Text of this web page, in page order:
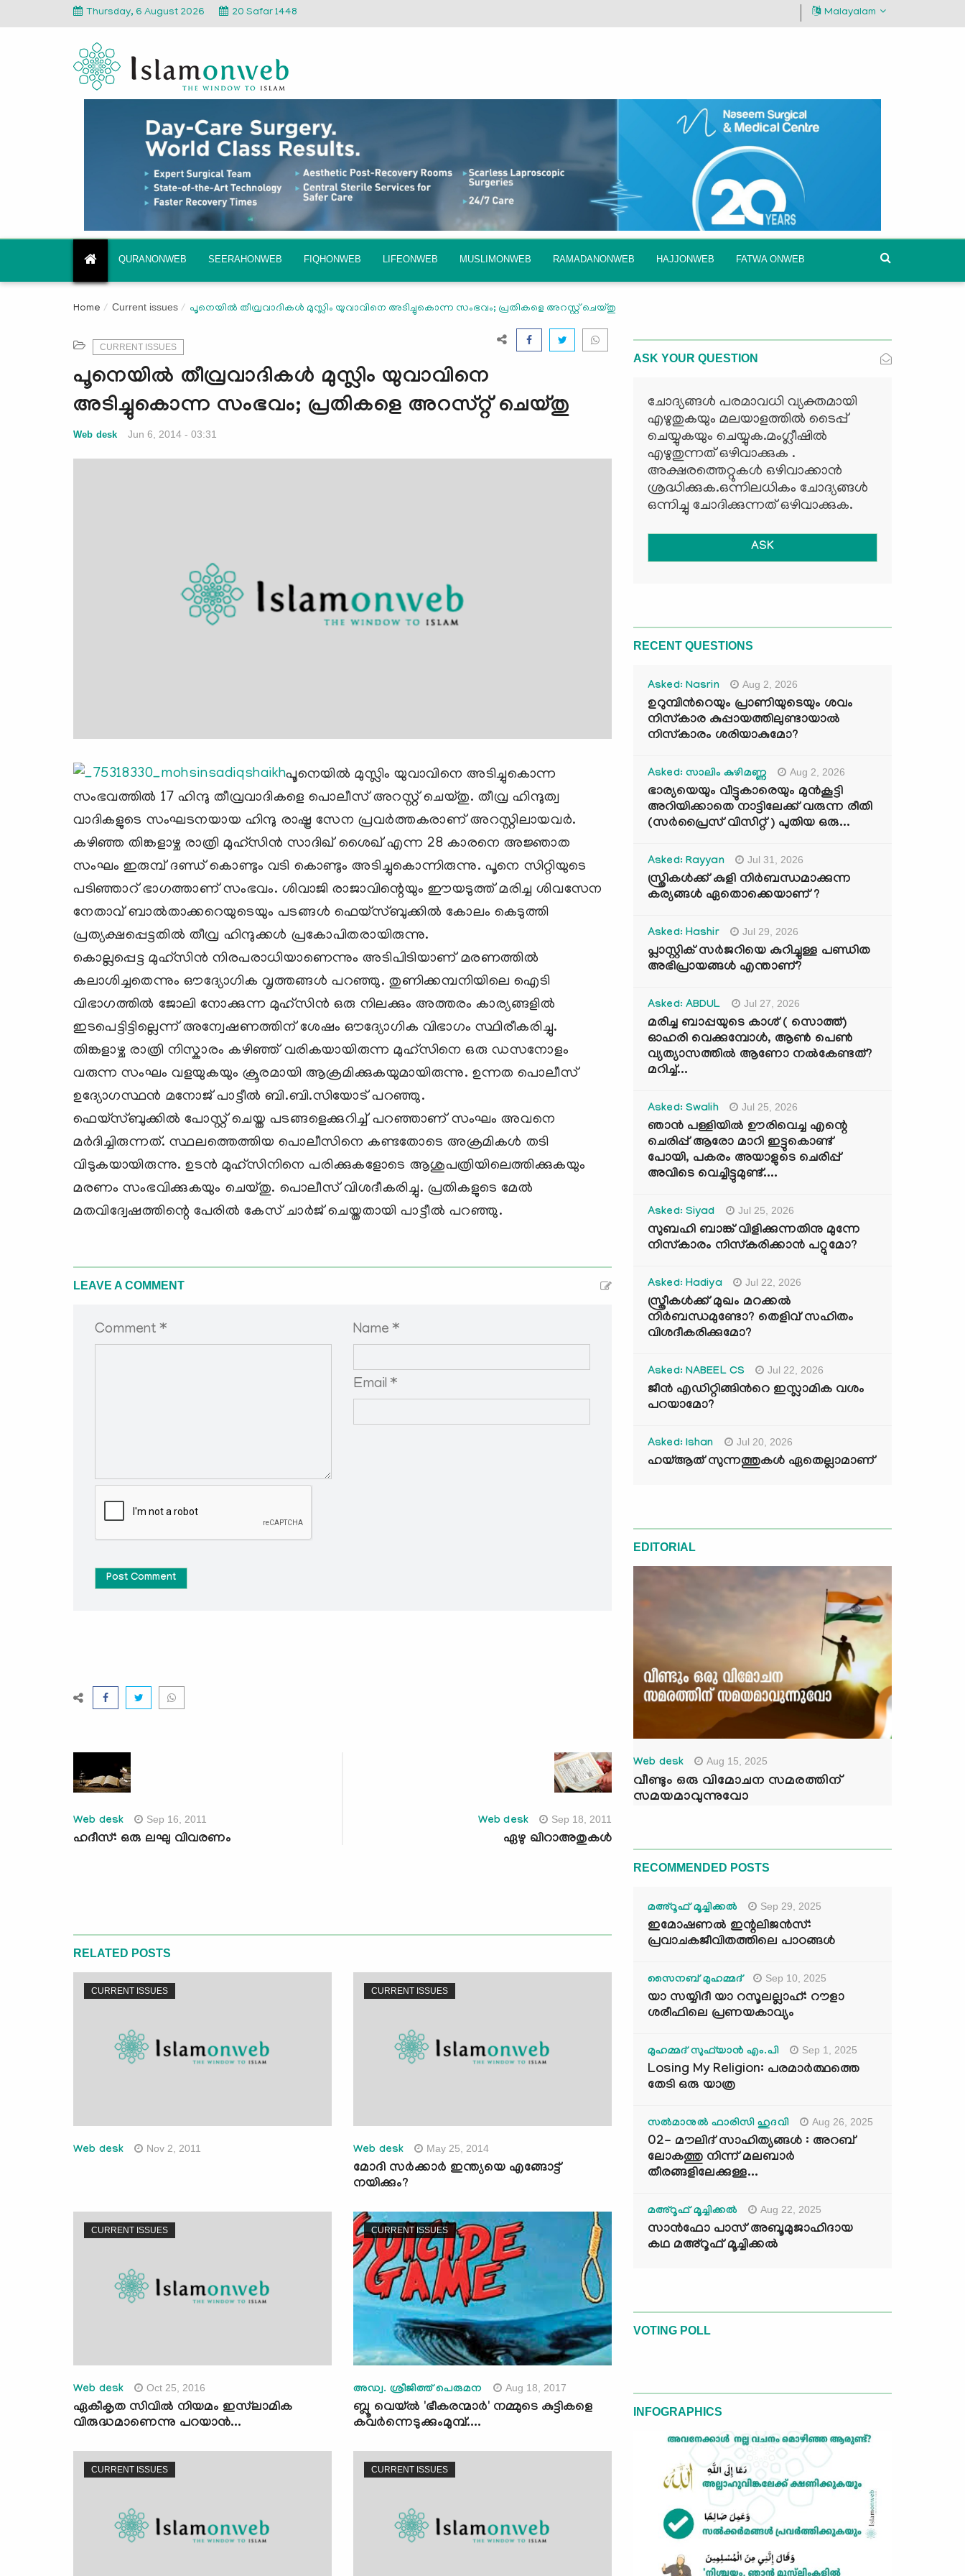
Thursday, 6 August 2026 20 Safar 1448 Malayalam
QURANONWEB SEERAHONWEB FIQHONWEB LIFEONWEB MUSLIMONWEB RAMADANONWEB HAJJONWEB FATWA ONWEB
Home Current issues ​പൂനെയില്‍ തീവ്രവാദികള്‍ മുസ്ലിം യുവാവിനെ അടിച്ചുകൊന്ന സംഭവം; പ്രതികളെ അറസ്റ്റ് ചെയ്തു
CURRENT ISSUES
​പൂനെയില്‍ തീവ്രവാദികള്‍ മുസ്ലിം യുവാവിനെ
അടിച്ചുകൊന്ന സംഭവം; പ്രതികളെ അറസ്റ്റ് ചെയ്തു
Web desk Jun 6, 2014 - 03:31
പൂനെയില്‍ മുസ്ലിം യുവാവിനെ അടിച്ചുകൊന്ന
സംഭവത്തില്‍ ​17 ഹിന്ദു തീവ്രവാദികളെ പൊലീസ് അറസ്റ്റ് ചെയ്തു. തീവ്ര ഹിന്ദുത്വ
വാദികളുടെ സംഘടനയായ ഹിന്ദു രാഷ്ട്ര സേന പ്രവര്‍ത്തകരാണ് അറസ്റ്റിലായവര്‍.
കഴിഞ്ഞ തിങ്കളാഴ്ച രാത്രി മുഹ്സിന്‍ സാദിഖ് ശൈഖ് എന്ന 28 കാരനെ അജ്ഞാത
സംഘം ഇരുമ്പ് ദണ്ഡ് കൊണ്ടും വടി കൊണ്ടും അടിച്ചുകൊന്നിരുന്നു. പൂനെ സിറ്റിയുടെ
പടിഞ്ഞാറ് ഭാഗത്താണ് സംഭവം. ശിവാജി രാജാവിന്റെയും ഈയടുത്ത് മരിച്ച ശിവസേന
നേതാവ് ബാല്‍താക്കറെയുടെയും പടങ്ങള്‍ ഫെയ്സ്ബുക്കില്‍ കോലം കെടുത്തി
പ്രത്യക്ഷപ്പെട്ടതില്‍ തീവ്ര ഹിന്ദുക്കള്‍ പ്രകോപിതരായിരുന്നു.
കൊല്ലപ്പെട്ട മുഹ്സിന്‍ നിരപരാധിയാണെന്നും അടിപിടിയാണ് മരണത്തില്‍
കലാശിച്ചതെന്നും ഔദ്യോഗിക വൃത്തങ്ങള്‍ പറഞ്ഞു. തുണിക്കമ്പനിയിലെ ഐടി
വിഭാഗത്തില്‍ ജോലി നോക്കുന്ന മുഹ്സിന്‍ ഒരു നിലക്കും അത്തരം കാര്യങ്ങളില്‍
ഇടപെട്ടിട്ടില്ലെന്ന് അന്വേഷണത്തിന് ശേഷം ഔദ്യോഗിക വിഭാഗം സ്ഥിരീകരിച്ചു.
തിങ്കളാഴ്ച രാത്രി നിസ്കാരം കഴിഞ്ഞ് വരികയായിരുന്ന മുഹ്സിനെ ഒരു ഡസനോളം
വരുന്ന സംഘം വളയുകയും ക്രൂരമായി ആക്രമിക്കുകയുമായിരുന്നു. ഉന്നത പൊലീസ്
ഉദ്യോഗസ്ഥന്‍ മനോജ് പാട്ടീല്‍ ബി.ബി.സിയോട് പറഞ്ഞു.
ഫെയ്സ്ബുക്കില്‍ പോസ്റ്റ് ചെയ്ത പടങ്ങളെക്കുറിച്ച് പറഞ്ഞാണ് സംഘം അവനെ
മര്‍ദിച്ചിരുന്നത്. സ്ഥലത്തെത്തിയ പൊലീസിനെ കണ്ടതോടെ അക്രമികള്‍ തടി
വിടുകയായിരുന്നു. ഉടന്‍ മുഹ്സിനിനെ പരിക്കുകളോടെ ആശുപത്രിയിലെത്തിക്കുകയും
മരണം സംഭവിക്കുകയും ചെയ്തു. പൊലീസ് വിശദീകരിച്ചു. പ്രതികളുടെ മേല്‍
മതവിദ്വേഷത്തിന്റെ പേരില്‍ കേസ് ചാര്‍ജ് ചെയ്തതായി പാട്ടീല്‍ പറഞ്ഞു.
LEAVE A COMMENT
Comment * Name *
Email *
Post Comment
Web desk Sep 16, 2011
ഹദീസ്: ഒരു ലഘു വിവരണം
Web desk Sep 18, 2011
ഏഴു ഖിറാഅതുകള്‍
RELATED POSTS
CURRENT ISSUES
Web desk Nov 2, 2011
CURRENT ISSUES
Web desk May 25, 2014
മോദി സര്‍ക്കാര്‍ ഇന്ത്യയെ എങ്ങോട്ട്
നയിക്കും?
CURRENT ISSUES
Web desk Oct 25, 2016
ഏകീകൃത സിവില്‍ നിയമം ഇസ്‌ലാമിക
വിരുദ്ധമാണെന്നു പറയാന്‍...
CURRENT ISSUES
അഡ്വ. ശ്രീജിത്ത് പെരുമന Aug 18, 2017
ബ്ലൂ വെയ്ല്‍ 'ഭീകരന്മാര്‍' നമ്മുടെ കുട്ടികളെ
കവര്‍ന്നെടുക്കുംമുമ്പ്....
CURRENT ISSUES CURRENT ISSUES
ASK YOUR QUESTION
ചോദ്യങ്ങള്‍ പരമാവധി വ്യക്തമായി
എഴുതുകയും മലയാളത്തില്‍ ടൈപ്പ്
ചെയ്യുകയും ചെയ്യുക.മംഗ്ലീഷില്‍
എഴുതുന്നത് ഒഴിവാക്കുക .
അക്ഷരത്തെറ്റുകള്‍ ഒഴിവാക്കാന്‍
ശ്രദ്ധിക്കുക.ഒന്നിലധികം ചോദ്യങ്ങള്‍
ഒന്നിച്ചു ചോദിക്കുന്നത് ഒഴിവാക്കുക.
ASK
RECENT QUESTIONS
Asked: Nasrin Aug 2, 2026
ഉറുമ്പിന്‍റെയും പ്രാണിയുടെയും ശവം
നിസ്കാര കുപ്പായത്തിലുണ്ടായാൽ
നിസ്കാരം ശരിയാകുമോ?
Asked: സാലിം കുഴിമണ്ണ Aug 2, 2026
ഭാര്യയെയും വീട്ടുകാരെയും മുൻകൂട്ടി
അറിയിക്കാതെ നാട്ടിലേക്ക് വരുന്ന രീതി
(സർപ്രൈസ് വിസിറ്റ് ) പുതിയ ഒരു...
Asked: Rayyan Jul 31, 2026
സ്ത്രികൾക്ക് കുളി നിർബന്ധമാക്കുന്ന
കര്യങ്ങൾ ഏതൊക്കെയാണ് ?
Asked: Hashir Jul 29, 2026
പ്ലാസ്റ്റിക് സർജറിയെ കുറിച്ചുള്ള പണ്ഡിത
അഭിപ്രായങ്ങൾ എന്താണ്?
Asked: ABDUL Jul 27, 2026
മരിച്ച ബാപ്പയുടെ കാശ് ( സൊത്ത്)
ഓഹരി വെക്കുമ്പോൾ, ആണ്‍ പെണ്‍
വ്യത്യാസത്തില്‍ ആണോ നല്‍കേണ്ടത്?
മറിച്ച്...
Asked: Swalih Jul 25, 2026
ഞാൻ പള്ളിയിൽ ഊരിവെച്ച എന്റെ
ചെരിപ്പ് ആരോ മാറി ഇട്ടുകൊണ്ട്
പോയി, പകരം അയാളുടെ ചെരിപ്പ്
അവിടെ വെച്ചിട്ടുമുണ്ട്....
Asked: Siyad Jul 25, 2026
സുബഹി ബാങ്ക് വിളിക്കുന്നതിനു മുന്നേ
നിസ്കാരം നിസ്കരിക്കാൻ പറ്റുമോ?
Asked: Hadiya Jul 22, 2026
സ്ത്രീകൾക്ക് മുഖം മറക്കൽ
നിർബന്ധമുണ്ടോ? തെളിവ് സഹിതം
വിശദീകരിക്കുമോ?
Asked: NABEEL CS Jul 22, 2026
ജീൻ എഡിറ്റിങ്ങിന്‍റെ ഇസ്ലാമിക വശം
പറയാമോ?
Asked: Ishan Jul 20, 2026
ഹയ്ആത് സുന്നത്തുകൾ ഏതെല്ലാമാണ്
EDITORIAL
Web desk Aug 15, 2025
വീണ്ടും ഒരു വിമോചന സമരത്തിന്
സമയമാവുന്നുവോ
RECOMMENDED POSTS
മഅ്റൂഫ് മൂച്ചിക്കല്‍ Sep 29, 2025
ഇമോഷണൽ ഇന്റലിജൻസ്:
പ്രവാചകജീവിതത്തിലെ പാഠങ്ങൾ
സൈനബ് മുഹമ്മദ് Sep 10, 2025
യാ സയ്യിദീ യാ റസൂലല്ലാഹ്: റൗളാ
ശരീഫിലെ പ്രണയകാവ്യം
മുഹമ്മദ് സുഫ്‌യാൻ എം.പി Sep 1, 2025
Losing My Religion: പരമാർത്ഥത്തെ
തേടി ഒരു യാത്ര
സൽമാനുൽ ഫാരിസി ഹുദവി Aug 26, 2025
02- മൗലിദ് സാഹിത്യങ്ങൾ : അറബ്
ലോകത്തു നിന്ന് മലബാർ
തീരങ്ങളിലേക്കുള്ള...
മഅ്റൂഫ് മൂച്ചിക്കല്‍ Aug 22, 2025
സാൻഫോ പാസ് അബൂമുജാഹിദായ
കഥ മഅ്റൂഫ് മൂച്ചിക്കല്‍
VOTING POLL
INFOGRAPHICS